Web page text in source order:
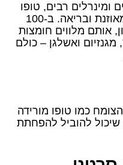
ומינרלים רבים, טופו
מספק תרומה חשובה לתזונה מאוזנת ובריאה. ב-100
כ-8 גרם חלבון, אותם מלווים חומצות
מגנזיום ואשלגן – כולם
כמו טופו מורידה
להוביל להפחתת